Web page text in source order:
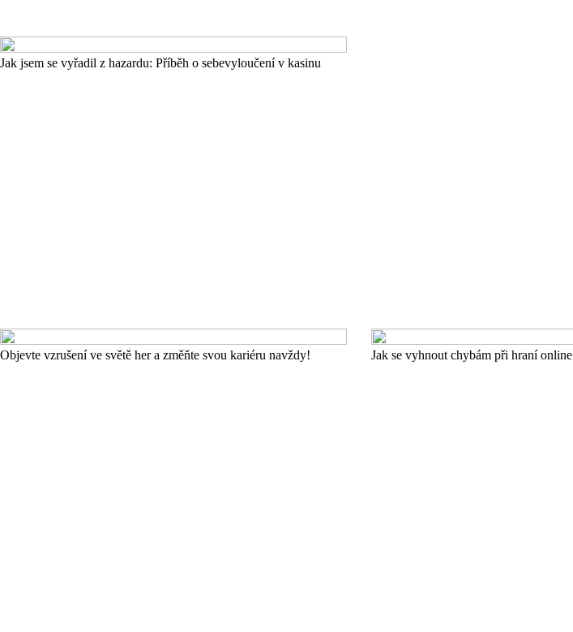
Jak jsem se vyřadil z hazardu: Příběh o sebevyloučení v kasinu
Objevte vzrušení ve světě her a změňte svou kariéru navždy! Jak se vyhnout chybám při hraní